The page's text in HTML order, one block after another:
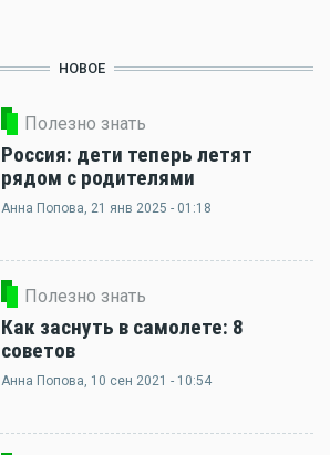
НОВОЕ
Полезно знать
Россия: дети теперь летят
рядом с родителями
Анна Попова, 21 янв 2025 - 01:18
Полезно знать
Как заснуть в самолете: 8
советов
Анна Попова, 10 сен 2021 - 10:54